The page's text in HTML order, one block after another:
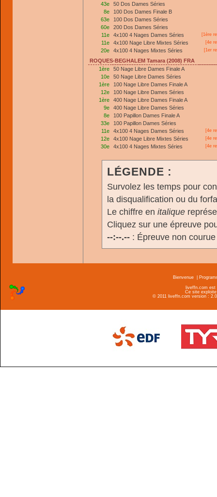
43e
50 Dos Dames Séries
8e
100 Dos Dames Finale B
63e
100 Dos Dames Séries
60e
200 Dos Dames Séries
11e
4x100 4 Nages Dames Séries [1ère
11e 4x100 Nage Libre Mixtes Séries [4e
20e 4x100 4 Nages Mixtes Séries [1er
ROQUES-BEGHALEM Tamara (2008) FRA
1ère
50 Nage Libre Dames Finale A
10e
50 Nage Libre Dames Séries
1ère
100 Nage Libre Dames Finale A
12e
100 Nage Libre Dames Séries
1ère
400 Nage Libre Dames Finale A
9e
400 Nage Libre Dames Séries
8e
100 Papillon Dames Finale A
33e
100 Papillon Dames Séries
11e
4x100 4 Nages Dames Séries [4e
12e 4x100 Nage Libre Mixtes Séries [4e
30e 4x100 4 Nages Mixtes Séries [4e
LÉGENDE :
Survolez les temps pour
la disqualification ou du
Le chiffre en italique
Cliquez sur une épreuve
--:--.--: Épreuve non
Bienvenue
liveffn.com est
Ce site
© 2011 liveffn.com version :